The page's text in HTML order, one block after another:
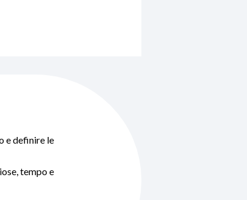
e definire le
tempo e